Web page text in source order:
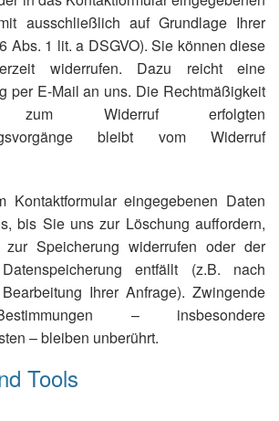
ausschließlich auf Grundlage Ihrer
Abs. 1 lit. a DSGVO). Sie können diese
widerrufen. Dazu reicht eine
per E-Mail an uns. Die Rechtmäßigkeit
Widerruf erfolgten
bleibt vom Widerruf
eingegebenen Daten
bis Sie uns zur Löschung auffordern,
Speicherung widerrufen oder der
entfällt (z.B. nach
Ihrer Anfrage). Zwingende
– insbesondere
– bleiben unberührt.
Tools